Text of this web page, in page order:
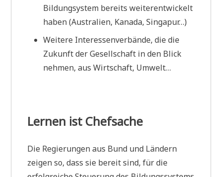
Bildungsystem bereits weiterentwickelt
haben (Australien, Kanada, Singapur…)
Weitere Interessenverbände, die die
Zukunft der Gesellschaft in den Blick
nehmen, aus Wirtschaft, Umwelt…
Lernen ist Chefsache
Die Regierungen aus Bund und Ländern
zeigen so, dass sie bereit sind, für die